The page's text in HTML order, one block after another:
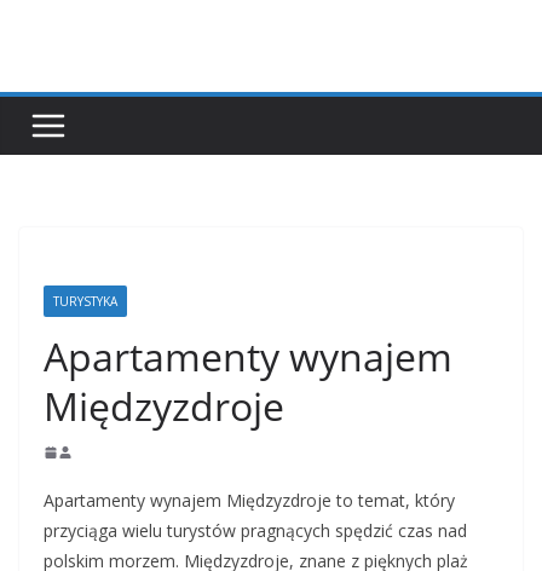
TURYSTYKA
Apartamenty wynajem
Międzyzdroje
Apartamenty wynajem Międzyzdroje to temat, który
przyciąga wielu turystów pragnących spędzić czas nad
polskim morzem. Międzyzdroje, znane z pięknych plaż